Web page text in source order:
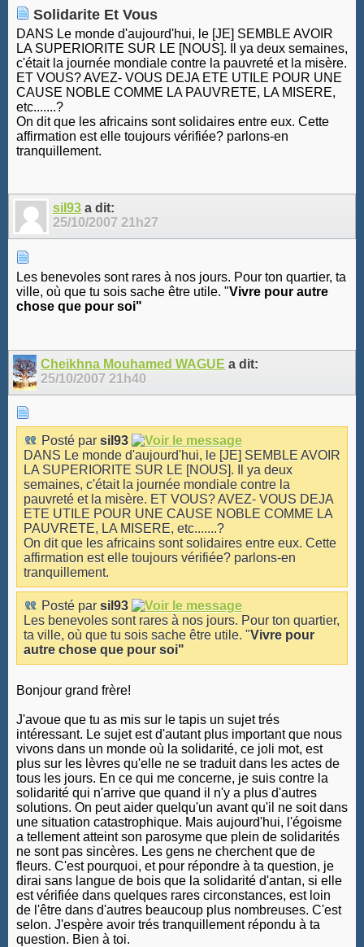
Solidarite Et Vous
DANS Le monde d'aujourd'hui, le [JE] SEMBLE AVOIR
LA SUPERIORITE SUR LE [NOUS]. Il ya deux semaines,
c'était la journée mondiale contre la pauvreté et la misère.
ET VOUS? AVEZ- VOUS DEJA ETE UTILE POUR UNE
CAUSE NOBLE COMME LA PAUVRETE, LA MISERE,
etc.......?
On dit que les africains sont solidaires entre eux. Cette
affirmation est elle toujours vérifiée? parlons-en
tranquillement.
sil93 a dit:
25/10/2007 21h27
Les benevoles sont rares à nos jours. Pour ton quartier, ta
ville, où que tu sois sache être utile. "Vivre pour autre
chose que pour soi"
Cheikhna Mouhamed WAGUE a dit:
25/10/200721h40
Posté par sil93
DANS Le monde d'aujourd'hui, le [JE] SEMBLE AVOIR
LA SUPERIORITE SUR LE [NOUS]. Il ya deux
semaines, c'était la journée mondiale contre la
pauvreté et la misère. ET VOUS? AVEZ- VOUS DEJA
ETE UTILE POUR UNE CAUSE NOBLE COMME LA
PAUVRETE, LA MISERE, etc.......?
On dit que les africains sont solidaires entre eux. Cette
affirmation est elle toujours vérifiée? parlons-en
tranquillement.
Posté par sil93
Les benevoles sont rares à nos jours. Pour ton quartier,
ta ville, où que tu sois sache être utile. "Vivre pour
autre chose que pour soi"
Bonjour grand frère!
J'avoue que tu as mis sur le tapis un sujet trés
intéressant. Le sujet est d'autant plus important que nous
vivons dans un monde où la solidarité, ce joli mot, est
plus sur les lèvres qu'elle ne se traduit dans les actes de
tous les jours. En ce qui me concerne, je suis contre la
solidarité qui n'arrive que quand il n'y a plus d'autres
solutions. On peut aider quelqu'un avant qu'il ne soit dans
une situation catastrophique. Mais aujourd'hui, l'égoisme
a tellement atteint son parosyme que plein de solidarités
ne sont pas sincères. Les gens ne cherchent que de
fleurs. C'est pourquoi, et pour répondre à ta question, je
dirai sans langue de bois que la solidarité d'antan, si elle
est vérifiée dans quelques rares circonstances, est loin
de l'être dans d'autres beaucoup plus nombreuses. C'est
selon. J'espère avoir trés tranquillement répondu à ta
question. Bien à toi.